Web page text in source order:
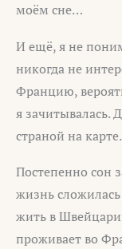
моём сне…
И ещё, я не
никогда не
Францию,
я зачитывалась.
страной на карте.
Постепенно сон
жизнь
жить в
проживает во